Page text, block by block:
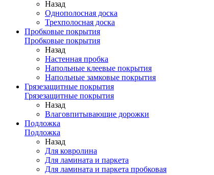
Назад
Однополосная доска
Трехполосная доска
Пробковые покрытия
Пробковые покрытия
Назад
Настенная пробка
Напольные клеевые покрытия
Напольные замковые покрытия
Грязезащитные покрытия
Грязезащитные покрытия
Назад
Влаговпитывающие дорожки
Подложка
Подложка
Назад
Для ковролина
Для ламината и паркета
Для ламината и паркета пробковая